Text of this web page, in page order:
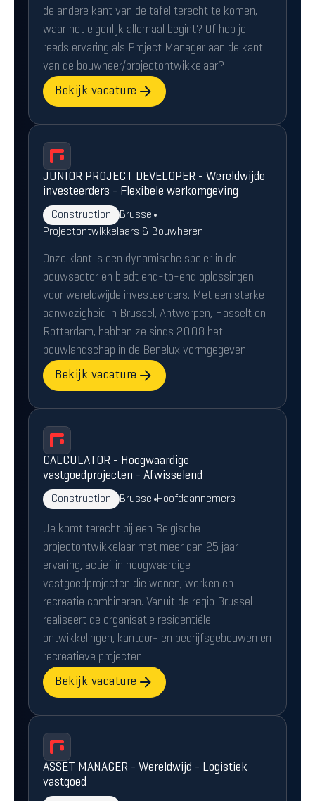
de andere kant van de tafel terecht te komen,
waar het eigenlijk allemaal begint? Of heb je
reeds ervaring als Project Manager aan de kant
van de bouwheer/projectontwikkelaar?
Bekijk vacature
JUNIOR PROJECT DEVELOPER - Wereldwijde
investeerders - Flexibele werkomgeving
Construction
Brussel
Projectontwikkelaars & Bouwheren
Onze klant is een dynamische speler in de
bouwsector en biedt end-to-end oplossingen
voor wereldwijde investeerders. Met een sterke
aanwezigheid in Brussel, Antwerpen, Hasselt en
Rotterdam, hebben ze sinds 2008 het
bouwlandschap in de Benelux vormgegeven.
Bekijk vacature
CALCULATOR - Hoogwaardige
vastgoedprojecten - Afwisselend
Construction Brussel Hoofdaannemers
Je komt terecht bij een Belgische
projectontwikkelaar met meer dan 25 jaar
ervaring, actief in hoogwaardige
vastgoedprojecten die wonen, werken en
recreatie combineren. Vanuit de regio Brussel
realiseert de organisatie residentiële
ontwikkelingen, kantoor- en bedrijfsgebouwen en
recreatieve projecten.
Bekijk vacature
ASSET MANAGER - Wereldwijd - Logistiek
vastgoed